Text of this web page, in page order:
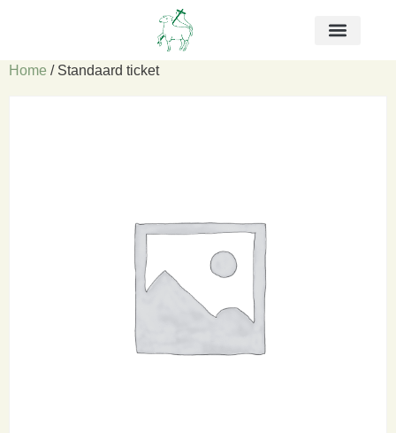
Home / Standaard ticket